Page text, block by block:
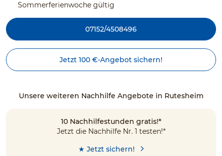
Sommerferienwoche gültig
07152/4508496
Jetzt 100 €-Angebot sichern!
Unsere weiteren Nachhilfe Angebote in Rutesheim
10 Nachhilfestunden gratis!*
Jetzt die Nachhilfe Nr. 1 testen!*
★ Jetzt sichern!